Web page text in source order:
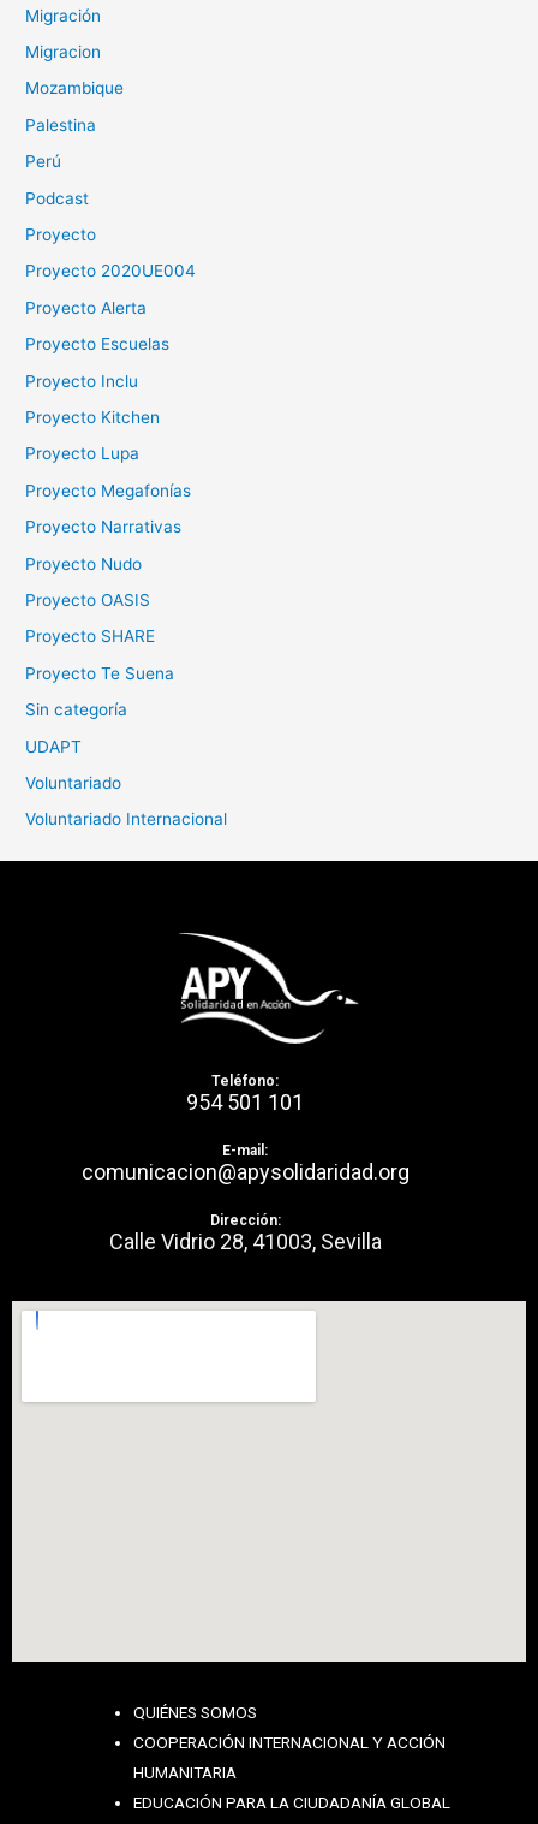
Migración
Migracion
Mozambique
Palestina
Perú
Podcast
Proyecto
Proyecto 2020UE004
Proyecto Alerta
Proyecto Escuelas
Proyecto Inclu
Proyecto Kitchen
Proyecto Lupa
Proyecto Megafonías
Proyecto Narrativas
Proyecto Nudo
Proyecto OASIS
Proyecto SHARE
Proyecto Te Suena
Sin categoría
UDAPT
Voluntariado
Voluntariado Internacional
Teléfono:
954 501 101
E-mail:
comunicacion@apysolidaridad.org
Dirección:
Calle Vidrio 28, 41003, Sevilla
QUIÉNES SOMOS
COOPERACIÓN INTERNACIONAL Y ACCIÓN
HUMANITARIA
EDUCACIÓN PARA LA CIUDADANÍA GLOBAL